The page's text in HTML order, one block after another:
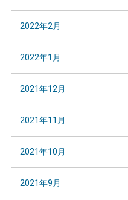
2022年2月
2022年1月
2021年12月
2021年11月
2021年10月
2021年9月